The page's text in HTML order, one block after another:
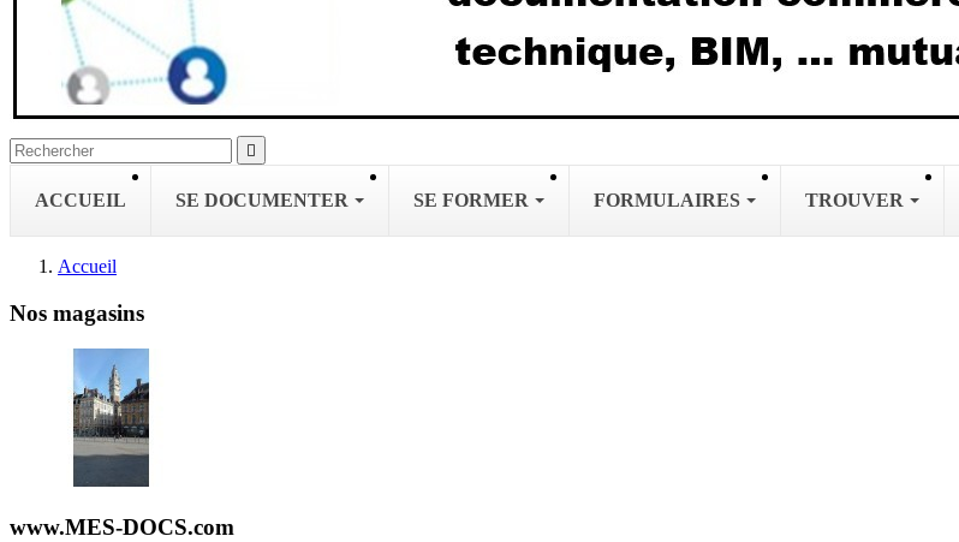

ACCUEIL SE DOCUMENTER SE FORMER FORMULAIRES TROUVER
Accueil
Nos magasins
www.MES-DOCS.com